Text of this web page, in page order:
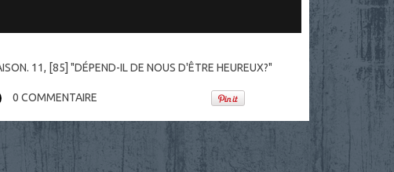
11, [85] "DÉPEND-IL DE NOUS D'ÊTRE HEUREUX?"
0 COMMENTAIRE